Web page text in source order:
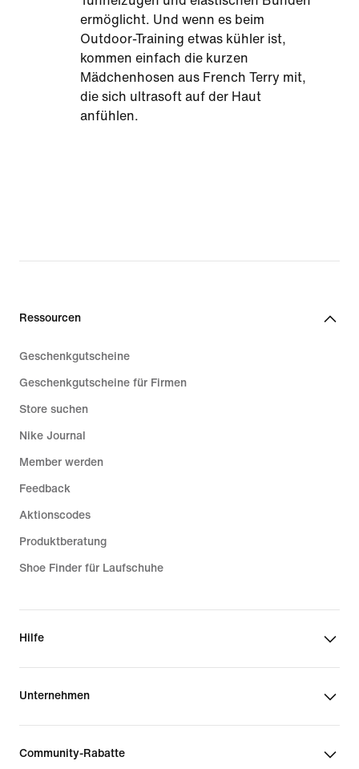
ermöglicht. Und wenn es beim
Outdoor-Training etwas kühler ist,
kommen einfach die kurzen
Mädchenhosen aus French Terry mit,
die sich ultrasoft auf der Haut
anfühlen.
Ressourcen
Geschenkgutscheine
Geschenkgutscheine für Firmen
Store suchen
Nike Journal
Member werden
Feedback
Aktionscodes
Produktberatung
Shoe Finder für Laufschuhe
Hilfe
Unternehmen
Community-Rabatte